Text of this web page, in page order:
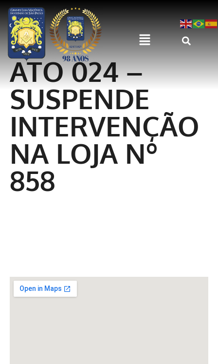
ATO 024 –
SUSPENDE
INTERVENÇÃO
NA LOJA Nº
858